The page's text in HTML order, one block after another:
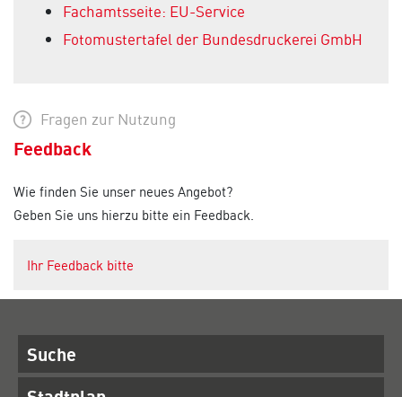
Fachamtsseite: EU-Service
Fotomustertafel der Bundesdruckerei GmbH
Fragen zur Nutzung
Feedback
Wie finden Sie unser neues Angebot?
Geben Sie uns hierzu bitte ein Feedback.
Ihr Feedback bitte
Suche